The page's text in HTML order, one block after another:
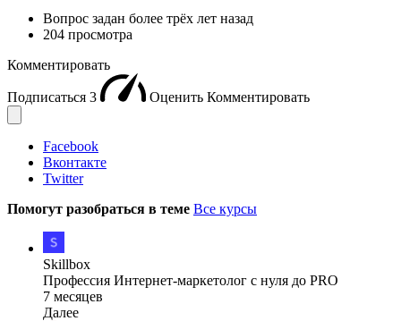
Вопрос задан более трёх лет назад
204 просмотра
Комментировать
Подписаться 3 Оценить Комментировать
Facebook
Вконтакте
Twitter
Помогут разобраться в теме Все курсы
Skillbox
Профессия Интернет-маркетолог с нуля до PRO
7 месяцев
Далее